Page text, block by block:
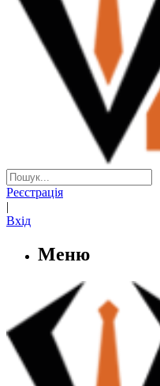
Реєстрація
|
Вхід
Меню